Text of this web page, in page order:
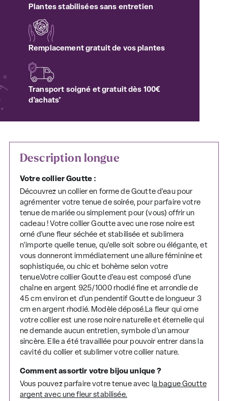
Plantes stabilisées sans entretien
Remplacement gratuit de vos plantes
Transport soigné et gratuit dès 100€
d'achats*
Description longue
Votre collier Goutte :
Découvrez un collier en forme de Goutte d'eau pour
agrémenter votre tenue de soirée, pour parfaire votre
tenue de mariée ou simplement pour (vous) offrir un
cadeau ! Votre collier Goutte avec une rose noire est
orné d'une fleur séchée et stabilisée et sublimera
n'importe quelle tenue, qu'elle soit sobre ou élégante, et
vous donneront immédiatement une allure féminine et
sophistiquée, ou chic et bohème selon votre
tenue.Votre collier Goutte d'eau est composé d'une
chaîne en argent 925/1000 rhodié fine et arrondie de
45 cm environ et d'un pendentif Goutte de longueur 3
cm en argent rhodié. Modèle déposé.La fleur qui orne
votre collier est une rose noire naturelle et éternelle qui
ne demande aucun entretien, symbole d'un amour
sincère. Elle a été travaillée pour pouvoir entrer dans la
cavité du collier et sublimer votre collier nature.
Comment assortir votre bijou unique ?
Vous pouvez parfaire votre tenue avec l a bague Goutte
argent avec une fleur stabilisée.